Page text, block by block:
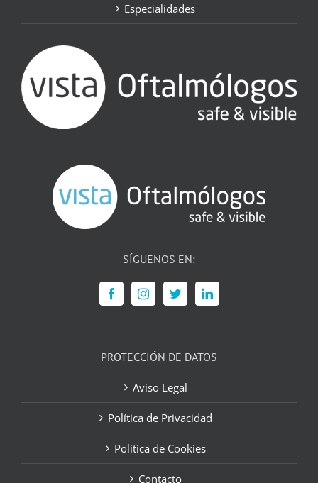
Especialidades
SÍGUENOS EN:
PROTECCIÓN DE DATOS
Aviso Legal
Política de Privacidad
Política de Cookies
Contacto